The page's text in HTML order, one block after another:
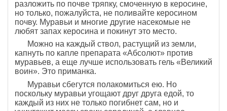
разложить по почве тряпку, смоченную в керосине,
но только, пожалуйста, не поливайте керосином
почву. Муравьи и многие другие насекомые не
любят запах керосина и покинут это место.
Можно на каждый ствол, растущий из земли,
капнуть по капле препарата «Абсолют» против
муравьев, а еще лучше использовать гель «Великий
воин». Это приманка.
Муравьи сбегутся полакомиться ею. Но
поскольку муравьи угощают друг друга едой, то
каждый из них не только погибнет сам, но и